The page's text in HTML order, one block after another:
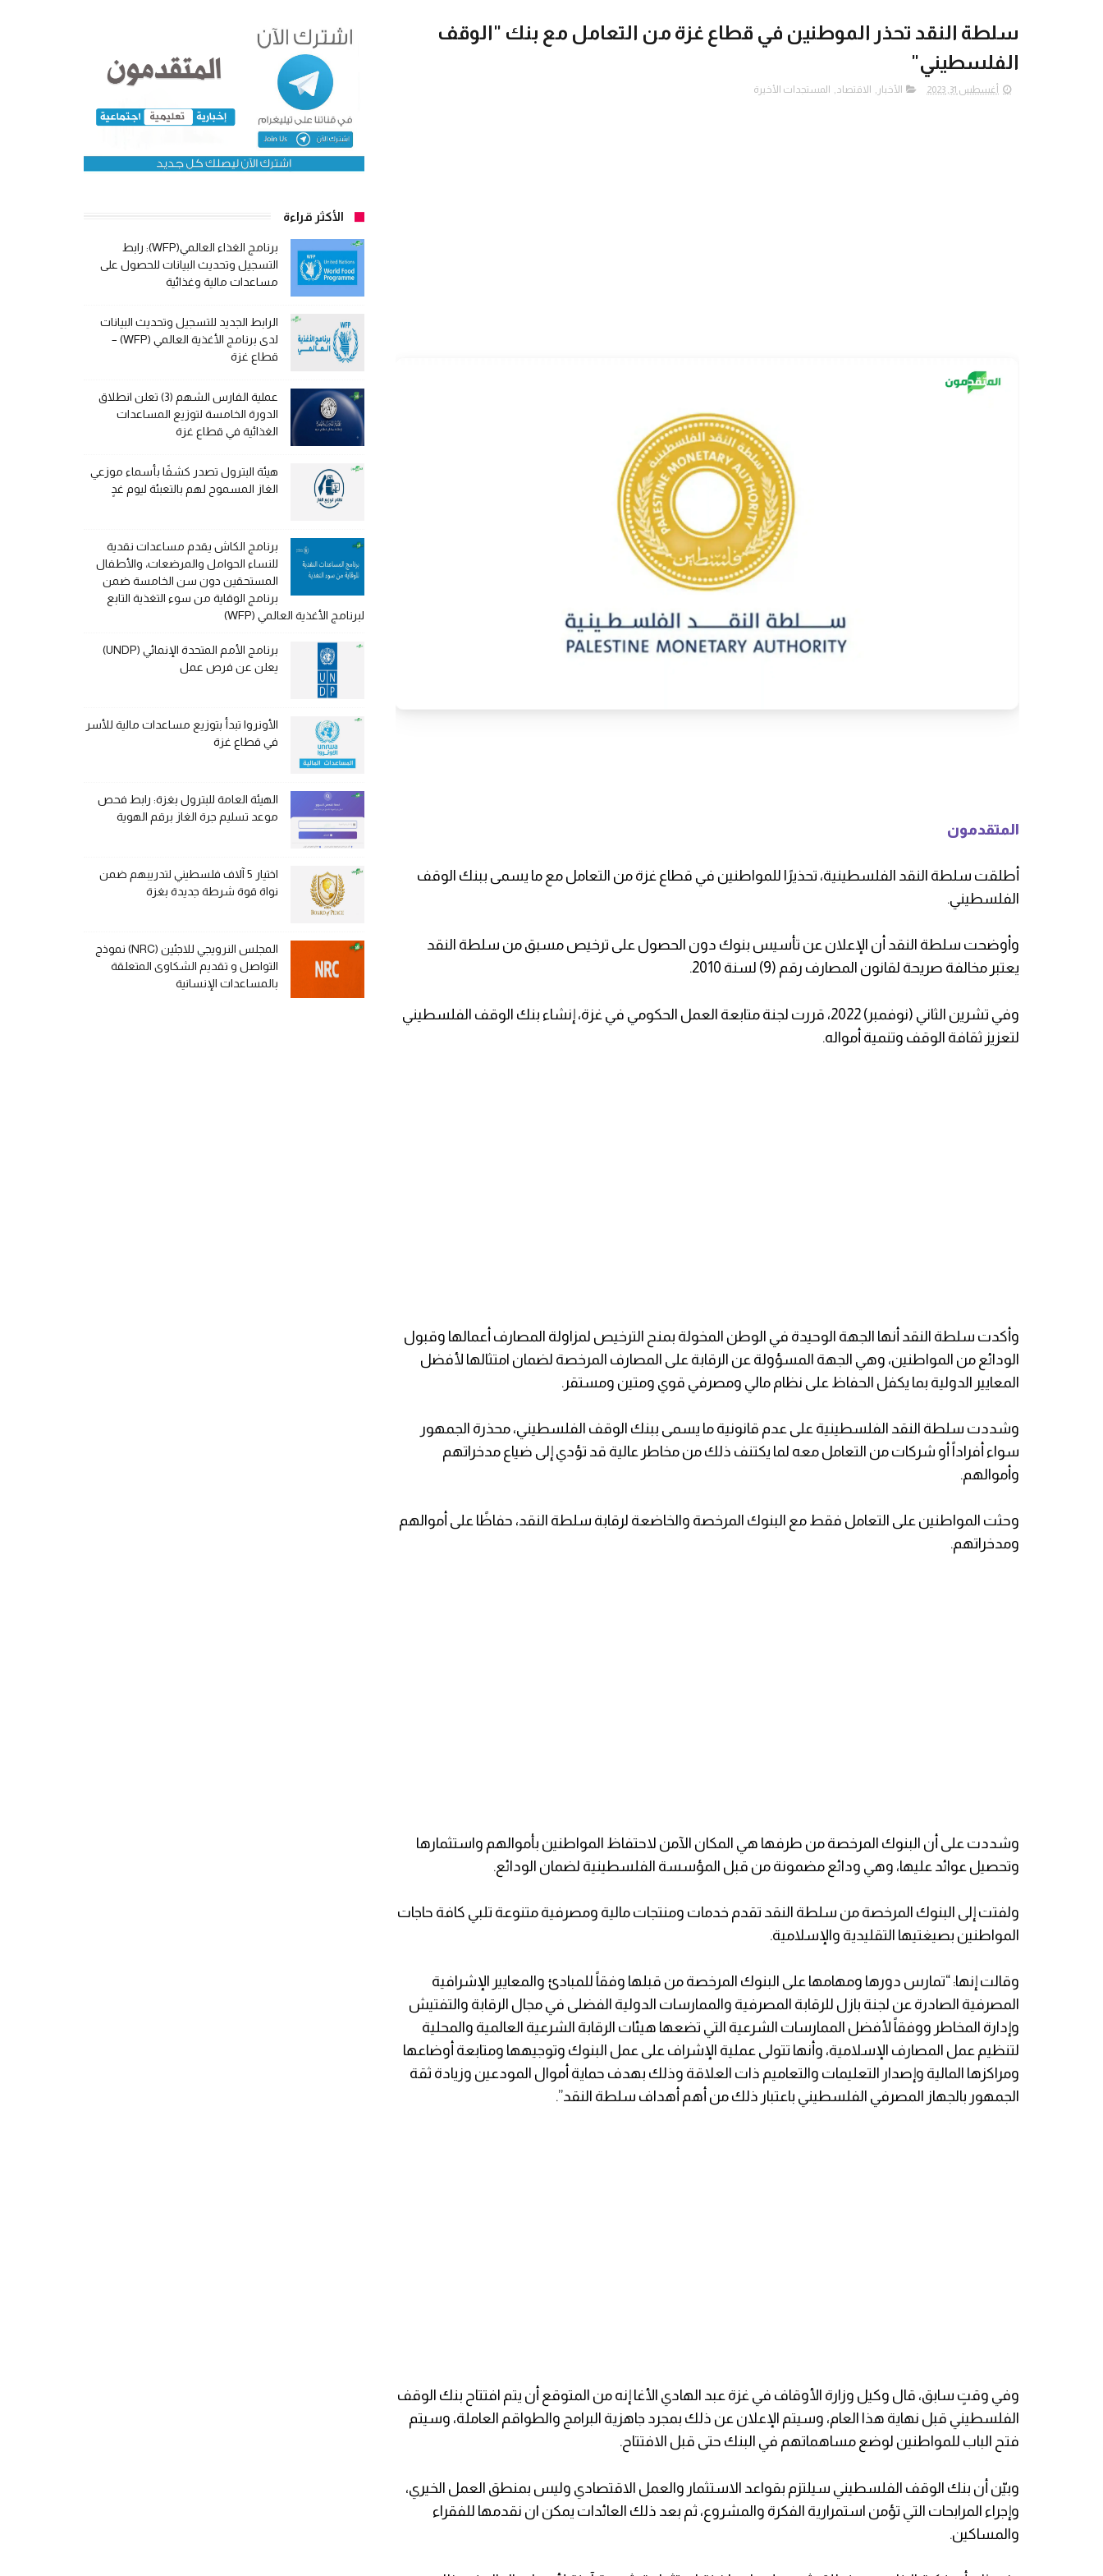
سلطة النقد تحذر الموطنين في قطاع غزة من التعامل مع بنك "الوقف
الفلسطيني"
أغسطس 31, 2023 الأخبار , الاقتصاد, المستجدات الأخيرة
المتقدمون
أطلقت سلطة النقد الفلسطينية، تحذيرًا للمواطنين في قطاع غزة من التعامل مع ما يسمى ببنك الوقف
الفلسطيني.
وأوضحت سلطة النقد أن الإعلان عن تأسيس بنوك دون الحصول على ترخيص مسبق من سلطة النقد
يعتبر مخالفة صريحة لقانون المصارف رقم (9) لسنة 2010.
وفي تشرين الثاني (نوفمبر) 2022، قررت لجنة متابعة العمل الحكومي في غزة، إنشاء بنك الوقف الفلسطيني
لتعزيز ثقافة الوقف وتنمية أمواله.
وأكدت سلطة النقد أنها الجهة الوحيدة في الوطن المخولة بمنح الترخيص لمزاولة المصارف أعمالها وقبول
الودائع من المواطنين، وهي الجهة المسؤولة عن الرقابة على المصارف المرخصة لضمان امتثالها لأفضل
المعايير الدولية بما يكفل الحفاظ على نظام مالي ومصرفي قوي ومتين ومستقر.
وشددت سلطة النقد الفلسطينية على عدم قانونية ما يسمى ببنك الوقف الفلسطيني، محذرة الجمهور
سواء أفراداً أو شركات من التعامل معه لما يكتنف ذلك من مخاطر عالية قد تؤدي إلى ضياع مدخراتهم
وأموالهم.
وحثت المواطنين على التعامل فقط مع البنوك المرخصة والخاضعة لرقابة سلطة النقد، حفاظًا على أموالهم
ومدخراتهم.
وشددت على أن البنوك المرخصة من طرفها هي المكان الآمن لاحتفاظ المواطنين بأموالهم واستثمارها
وتحصيل عوائد عليها، وهي ودائع مضمونة من قبل المؤسسة الفلسطينية لضمان الودائع.
ولفتت إلى البنوك المرخصة من سلطة النقد تقدم خدمات ومنتجات مالية ومصرفية متنوعة تلبي كافة حاجات
المواطنين بصيغتيها التقليدية والإسلامية.
وقالت إنها: “تمارس دورها ومهامها على البنوك المرخصة من قبلها وفقاً للمبادئ والمعايير الإشرافية
المصرفية الصادرة عن لجنة بازل للرقابة المصرفية والممارسات الدولية الفضلى في مجال الرقابة والتفتيش
وإدارة المخاطر ووفقاً لأفضل الممارسات الشرعية التي تضعها هيئات الرقابة الشرعية العالمية والمحلية
لتنظيم عمل المصارف الإسلامية، وأنها تتولى عملية الإشراف على عمل البنوك وتوجيهها ومتابعة أوضاعها
ومراكزها المالية وإصدار التعليمات والتعاميم ذات العلاقة وذلك بهدف حماية أموال المودعين وزيادة ثقة
الجمهور بالجهاز المصرفي الفلسطيني باعتبار ذلك من أهم أهداف سلطة النقد”.
وفي وقتٍ سابق، قال وكيل وزارة الأوقاف في غزة عبد الهادي الأغا إنه من المتوقع أن يتم افتتاح بنك الوقف
الفلسطيني قبل نهاية هذا العام، وسيتم الإعلان عن ذلك بمجرد جاهزية البرامج والطواقم العاملة، وسيتم
فتح الباب للمواطنين لوضع مساهماتهم في البنك حتى قبل الافتتاح.
وبيّن أن بنك الوقف الفلسطيني سيلتزم بقواعد الاستثمار والعمل الاقتصادي وليس بمنطق العمل الخيري،
وإجراء المرابحات التي تؤمن استمرارية الفكرة والمشروع، ثم بعد ذلك العائدات يمكن ان نقدمها للفقراء
والمساكين.
الأكثر قراءة
برنامج الغذاء العالمي(WFP): رابط
التسجيل وتحديث البيانات للحصول على
مساعدات مالية وغذائية
الرابط الجديد للتسجيل وتحديث البيانات
لدى برنامج الأغذية العالمي (WFP) –
قطاع غزة
عملية الفارس الشهم (3) تعلن انطلاق
الدورة الخامسة لتوزيع المساعدات
الغذائية في قطاع غزة
هيئة البترول تصدر كشفًا بأسماء موزعي
الغاز المسموح لهم بالتعبئة ليوم غدٍ
برنامج الكاش يقدم مساعدات نقدية
للنساء الحوامل والمرضعات، والأطفال
المستحقين دون سن الخامسة ضمن
برنامج الوقاية من سوء التغذية التابع
لبرنامج الأغذية العالمي (WFP)
برنامج الأمم المتحدة الإنمائي (UNDP)
يعلن عن فرص عمل
الأونروا تبدأ بتوزيع مساعدات مالية للأسر
في قطاع غزة
الهيئة العامة للبترول بغزة: رابط فحص
موعد تسليم جرة الغاز برقم الهوية
اختيار 5 آلاف فلسطيني لتدريبهم ضمن
نواة قوة شرطة جديدة بغزة
المجلس النرويجي للاجئين (NRC) نموذج
التواصل و تقديم الشكاوى المتعلقة
بالمساعدات الإنسانية